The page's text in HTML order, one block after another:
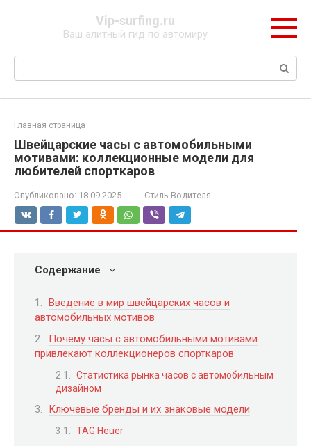
Vip-surfing.ru
Ваш элитный гид по автомиру
Поиск:
Главная страница
Швейцарские часы с автомобильными
мотивами: коллекционные модели для
любителей спорткаров
Опубликовано: 18.09.2025 Стиль Водителя
Содержание
Введение в мир швейцарских часов и
автомобильных мотивов
Почему часы с автомобильными мотивами
привлекают коллекционеров спорткаров
Статистика рынка часов с автомобильным
дизайном
Ключевые бренды и их знаковые модели
TAG Heuer